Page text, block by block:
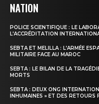
NATION
POLICE SCIENTIFIQUE : LE
L’ACCRÉDITATION
SEBTA ET MELILLA : L’ARMÉE
MILITAIRE FACE AU MAROC
SEBTA : LE BILAN DE LA
MORTS
SEBTA : DEUX ONG
INHUMAINES » ET DES RETOURS